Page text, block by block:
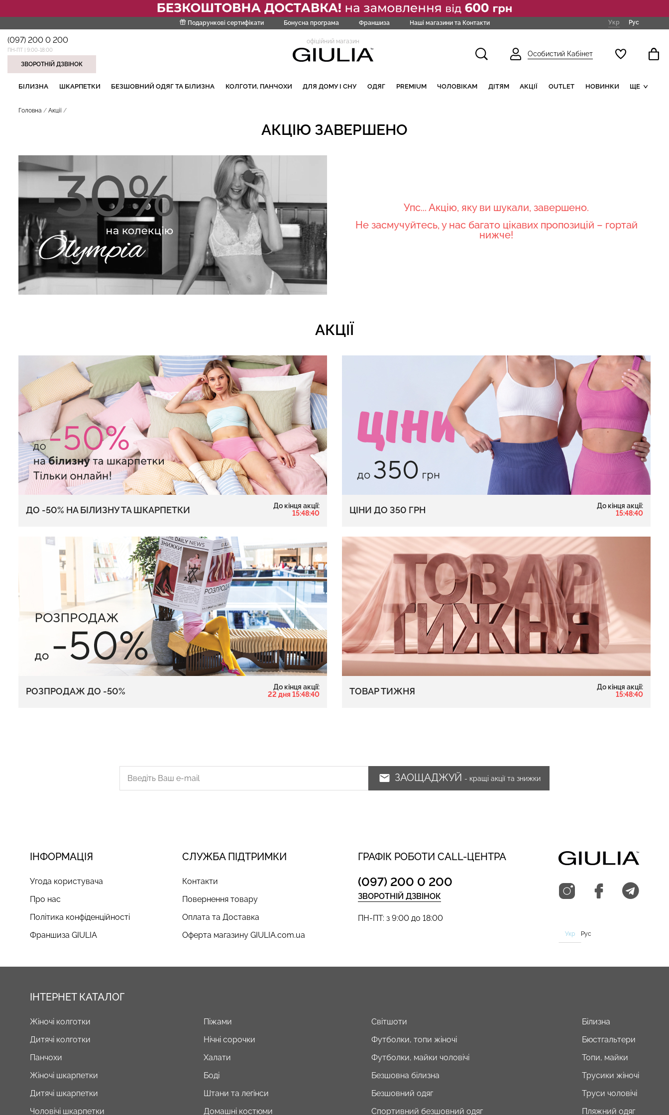
Подарункові сертифікати Бонусна програма Франшиза Наші магазини та Контакти Укр Рус
(097) 200 0 200
ПН-ПТ | 9:00-18:00
ЗВОРОТНІЙ ДЗВІНОК
офіційний магазин
Особистий Кабінет
БІЛИЗНА ШКАРПЕТКИ БЕЗШОВНИЙ ОДЯГ ТА БІЛИЗНА КОЛГОТИ, ПАНЧОХИ ДЛЯ ДОМУ І СНУ ОДЯГ PREMIUM ЧОЛОВІКАМ ДІТЯМ АКЦІЇ OUTLET НОВИНКИ ЩЕ
Головна Акції
АКЦІЮ ЗАВЕРШЕНО
Упс... Акцію, яку ви шукали, завершено.
Не засмучуйтесь, у нас багато цікавих пропозицій – гортай
нижче!
АКЦІЇ
ДО -50% НА БІЛИЗНУ ТА ШКАРПЕТКИ
До кінця акції:
15:48:39
ЦІНИ ДО 350 ГРН
До кінця акції:
15:48:39
РОЗПРОДАЖ ДО -50%
До кінця акції:
22 дня 15:48:39
ТОВАР ТИЖНЯ
До кінця акції:
15:48:39
ЗАОЩАДЖУЙ - кращі акції та знижки
ІНФОРМАЦІЯ
Угода користувача
Про нас
Політика конфіденційності
Франшиза GIULIA
СЛУЖБА ПІДТРИМКИ
Контакти
Повернення товару
Оплата та Доставка
Оферта магазину GIULIA.com.ua
ГРАФІК РОБОТИ CALL-ЦЕНТРА
(097) 200 0 200
ЗВОРОТНІЙ ДЗВІНОК
ПН-ПТ: з 9:00 до 18:00
Укр Рус
ІНТЕРНЕТ КАТАЛОГ
Жіночі колготки
Дитячі колготки
Панчохи
Жіночі шкарпетки
Дитячі шкарпетки
Чоловічі шкарпетки
Піжами
Нічні сорочки
Халати
Боді
Штани та легінси
Домашні костюми
Світшоти
Футболки, топи жіночі
Футболки, майки чоловічі
Безшовна білизна
Безшовний одяг
Спортивний безшовний одяг
Білизна
Бюстгальтери
Топи, майки
Трусики жіночі
Труси чоловічі
Пляжний одяг
НАШІ ТРЕНДОВІ ТОВАРИ
Безшовні легінси з
мікрофібри LEGGINGS 02
Безшовні бразиліана з
легкою корекцією BRASILIAN
SHAPEWEAR black (чорний)
Giulia
Безшовні легінси LEGGINGS
(чорний) Giulia
BRIEFS (чорний) Giulia
179 грн.299 грн.
Топ на бретелях в рубчик
CAMI TOP RIB white (білий)
299 грн.499 грн.
Безшовний топ на бретелях
CAMI TOP (білий) Giulia
399 грн.
Безшовний топ з легкою
корекцією BRA SHAPEWEAR
489 грн.699 грн.
Безшовні труси сліпи з
легкою корекцією HI-LEG
SHAPEWEAR black (чорний)
258 грн.369 грн.